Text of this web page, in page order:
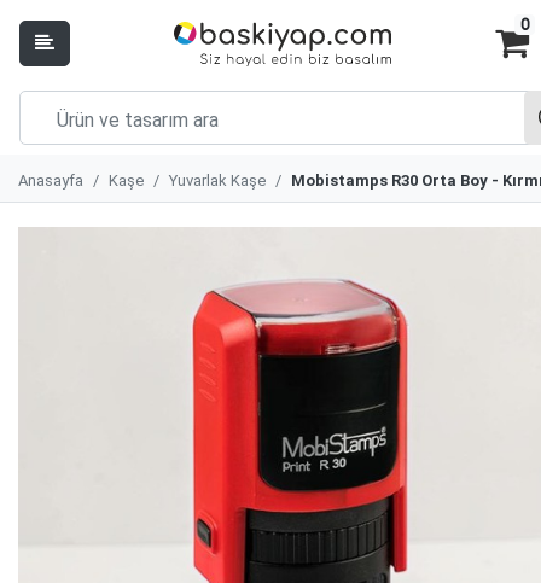
0
Anasayfa Kaşe Yuvarlak Kaşe Mobistamps R30 Orta Boy -